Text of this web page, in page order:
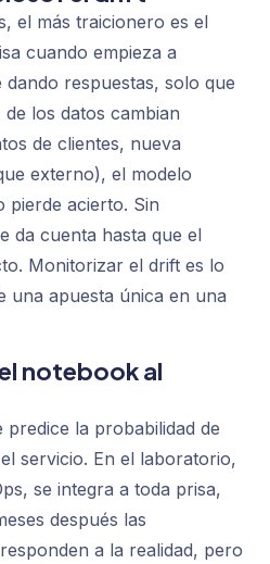
el más traicionero es el
cuando empieza a
dando respuestas, solo que
los datos cambian
de clientes, nueva
externo), el modelo
pierde acierto. Sin
da cuenta hasta que el
Monitorizar el drift es lo
una apuesta única en una
notebook al
predice la probabilidad de
servicio. En el laboratorio,
se integra a toda prisa,
después las
a la realidad, pero